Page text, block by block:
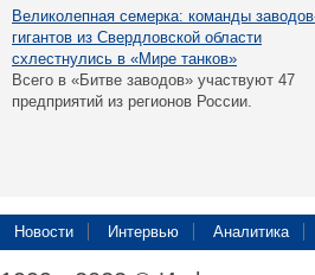
Великолепная семерка: команды
гигантов из Свердловской области
схлестнулись в «Мире танков»
Всего в «Битве заводов» участвуют 47
предприятий из регионов России.
Новости Интервью Аналитика